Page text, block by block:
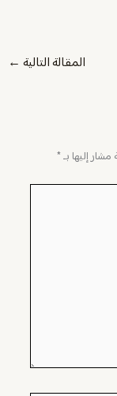
المقالة التالية ←
مشار إليها بـ*